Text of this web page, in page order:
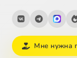
Мне нужна